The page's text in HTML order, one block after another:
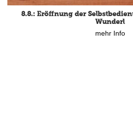
8.8.: Eröffnung der
Wunderl
mehr Info